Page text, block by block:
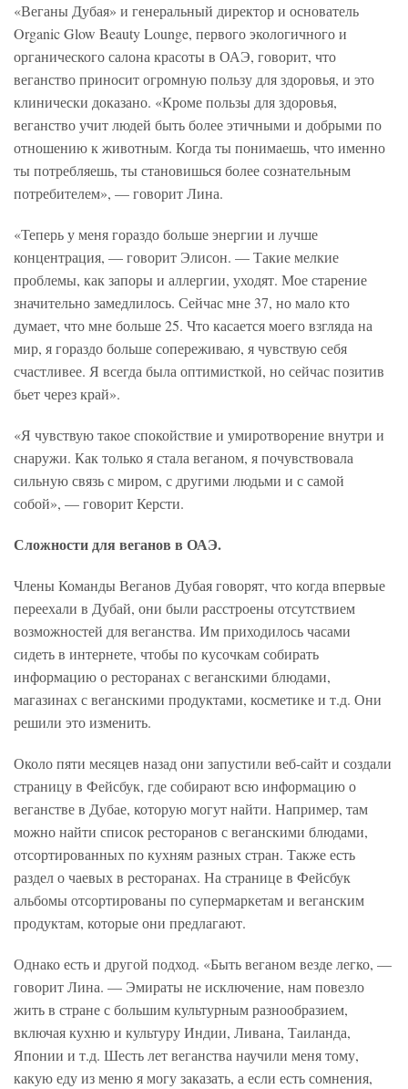
«Веганы Дубая» и генеральный директор и основатель
Organic Glow Beauty Lounge, первого экологичного и
органического салона красоты в ОАЭ, говорит, что
веганство приносит огромную пользу для здоровья, и это
клинически доказано. «Кроме пользы для здоровья,
веганство учит людей быть более этичными и добрыми по
отношению к животным. Когда ты понимаешь, что именно
ты потребляешь, ты становишься более сознательным
потребителем», — говорит Лина.
«Теперь у меня гораздо больше энергии и лучше
концентрация, — говорит Элисон. — Такие мелкие
проблемы, как запоры и аллергии, уходят. Мое старение
значительно замедлилось. Сейчас мне 37, но мало кто
думает, что мне больше 25. Что касается моего взгляда на
мир, я гораздо больше сопереживаю, я чувствую себя
счастливее. Я всегда была оптимисткой, но сейчас позитив
бьет через край».
«Я чувствую такое спокойствие и умиротворение внутри и
снаружи. Как только я стала веганом, я почувствовала
сильную связь с миром, с другими людьми и с самой
собой», — говорит Керсти.
Сложности для веганов в ОАЭ.
Члены Команды Веганов Дубая говорят, что когда впервые
переехали в Дубай, они были расстроены отсутствием
возможностей для веганства. Им приходилось часами
сидеть в интернете, чтобы по кусочкам собирать
информацию о ресторанах с веганскими блюдами,
магазинах с веганскими продуктами, косметике и т.д. Они
решили это изменить.
Около пяти месяцев назад они запустили веб-сайт и создали
страницу в Фейсбук, где собирают всю информацию о
веганстве в Дубае, которую могут найти. Например, там
можно найти список ресторанов с веганскими блюдами,
отсортированных по кухням разных стран. Также есть
раздел о чаевых в ресторанах. На странице в Фейсбук
альбомы отсортированы по супермаркетам и веганским
продуктам, которые они предлагают.
Однако есть и другой подход. «Быть веганом везде легко, —
говорит Лина. — Эмираты не исключение, нам повезло
жить в стране с большим культурным разнообразием,
включая кухню и культуру Индии, Ливана, Таиланда,
Японии и т.д. Шесть лет веганства научили меня тому,
какую еду из меню я могу заказать, а если есть сомнения,